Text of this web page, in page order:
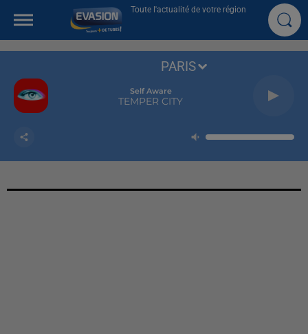
Toute l'actualité de votre région
Self Aware
TEMPER CITY
PARIS